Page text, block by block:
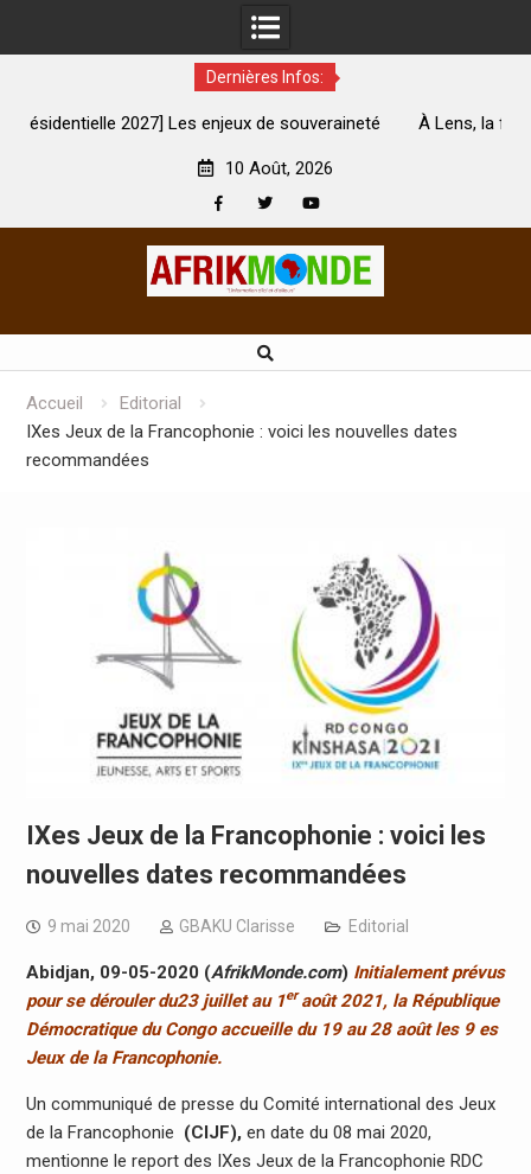
Dernières Infos:
enjeux de souveraineté
À Lens, la femme qui avait été
10 Août, 2026
Accueil
Editorial
IXes Jeux de la Francophonie : voici les nouvelles dates
recommandées
IXes Jeux de la Francophonie : voici les
nouvelles dates recommandées
9 mai 2020 GBAKU Clarisse Editorial
Abidjan, 09-05-2020 (AfrikMonde.com) Initialement prévus
pour se dérouler du23 juillet au 1eraoût 2021, la République
Démocratique du Congo accueille du 19 au 28 août les 9 es
Jeux de la Francophonie.
Un communiqué de presse du Comité international des Jeux
de la Francophonie (CIJF), en date du 08 mai 2020,
mentionne le report des IXes Jeux de la Francophonie RDC